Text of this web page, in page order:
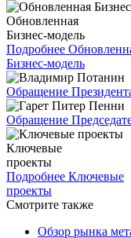
Обновленная
Бизнес-модель
Подробнее
Бизнес-модель
Обращение
Обращение
Ключевые
проекты
Подробнее Ключевые
проекты
Смотрите также
Обзор рынка